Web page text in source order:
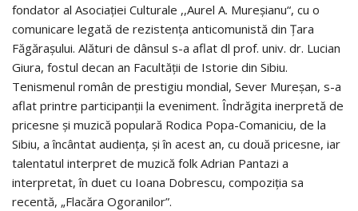
fondator al Asociației Culturale ,,Aurel A. Mureșianu“, cu o
comunicare legată de rezistența anticomunistă din Țara
Făgărașului. Alături de dânsul s-a aflat dl prof. univ. dr. Lucian
Giura, fostul decan an Facultății de Istorie din Sibiu.
Tenismenul român de prestigiu mondial, Sever Mureșan, s-a
aflat printre participanții la eveniment. Îndrăgita inerpretă de
pricesne și muzică populară Rodica Popa-Comaniciu, de la
Sibiu, a încântat audiența, și în acest an, cu două pricesne, iar
talentatul interpret de muzică folk Adrian Pantazi a
interpretat, în duet cu Ioana Dobrescu, compoziția sa
recentă, „Flacăra Ogoranilor”.